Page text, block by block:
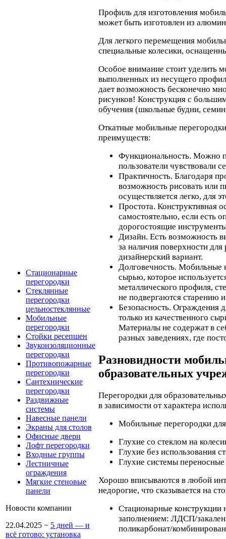
Стационарные
перегородки
Стеклянные
перегородки
цельностеклянные
Мобильные
перегородки
Стойки ресепшен
Звукоизоляционные
перегородки
Противопожарные
перегородки
Сантехнические
перегородки
Раздвижные
системы
Навесные панели
Экраны для столов
Офисные двери
Лофт перегородки
Входные группы
Лестничные
ограждения
Мягкие стеновые
панели
Новости компании
22.04.2025 − 5 дней — и
всё готово: установка
Профиль для изготовления
может быть изготовлен из
Для легкого перемещения
специальные колесики,
Особое внимание стоит уделить
выполненных из несущего
дает возможность бесконечно
рисунков! Конструкция с
обучения (школьные будни,
Откатные мобильные
преимуществ:
Функциональность. Можно
пользователи чувствовали
Практичность. Благодаря
возможность рисовать или
осуществляется легко, для
Простота. Конструктивная
самостоятельно, если есть
дорогостоящие
Дизайн. Есть возможность
за наличия поверхности
дизайнерский вариант.
Долговечность. Мобильные
сырью, которое
металлического профиля,
не подвергаются старению
Безопасность. Ограждения
только из качественного
Материалы не содержат в
разных заведениях, где
Разновидности
образовательных
Перегородки для
в зависимости от характера
Мобильные перегородки
Глухие со стеклом на
Глухие без использования
Глухие системы
Хорошо вписываются в любой
недорогие, что сказывается на
Стационарные
заполнением: ЛДСП/
поликарбонат/